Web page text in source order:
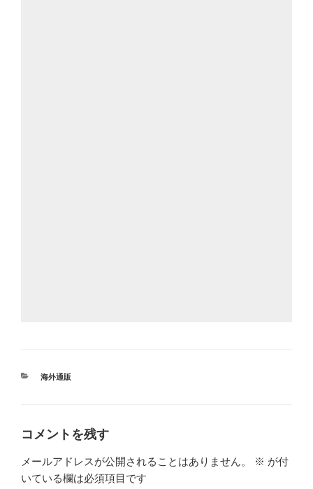
カ
海外通販
コメントを残す
メールアドレスが公開されることはありません。 ※ が付
いている欄は必須項目です